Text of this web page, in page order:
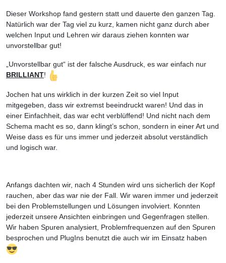
Dieser Workshop fand gestern statt und dauerte den ganzen Tag.
Natürlich war der Tag viel zu kurz, kamen nicht ganz durch aber
welchen Input und Lehren wir daraus ziehen konnten war
unvorstellbar gut!
„Unvorstellbar gut“ ist der falsche Ausdruck, es war einfach nur
BRILLIANT!
Jochen hat uns wirklich in der kurzen Zeit so viel Input
mitgegeben, dass wir extremst beeindruckt waren! Und das in
einer Einfachheit, das war echt verblüffend! Und nicht nach dem
Schema macht es so, dann klingt’s schon, sondern in einer Art und
Weise dass es für uns immer und jederzeit absolut verständlich
und logisch war.
Anfangs dachten wir, nach 4 Stunden wird uns sicherlich der Kopf
rauchen, aber das war nie der Fall. Wir waren immer und jederzeit
bei den Problemstellungen und Lösungen involviert. Konnten
jederzeit unsere Ansichten einbringen und Gegenfragen stellen.
Wir haben Spuren analysiert, Problemfrequenzen auf den Spuren
besprochen und PlugIns benutzt die auch wir im Einsatz haben